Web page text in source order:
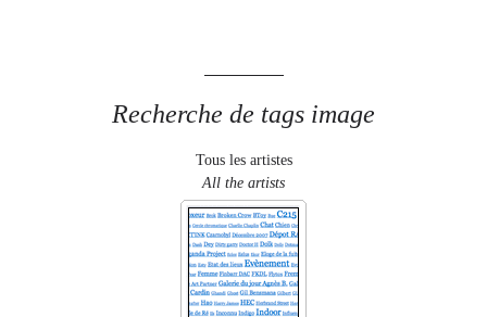
Recherche de tags image
Tous les artistes
All the artists